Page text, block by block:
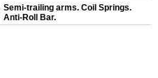
Semi-trailing arms. Coil Springs.
Anti-Roll Bar.